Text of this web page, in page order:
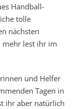
Handball-
tolle
nächsten
mehr lest ihr im
und Helfer
Tagen in
ihr aber natürlich